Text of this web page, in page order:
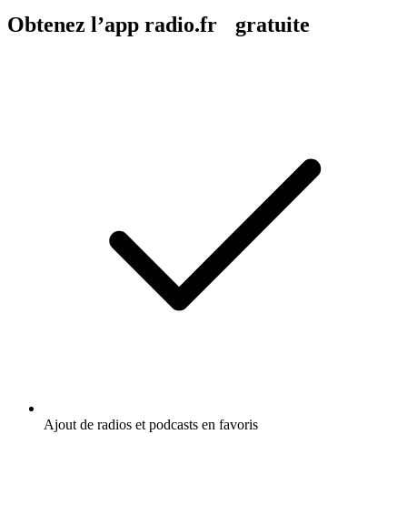
Obtenez l’app radio.fr gratuite
Ajout de radios et podcasts en favoris